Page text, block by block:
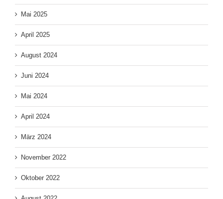
Mai 2025
April 2025
August 2024
Juni 2024
Mai 2024
April 2024
März 2024
November 2022
Oktober 2022